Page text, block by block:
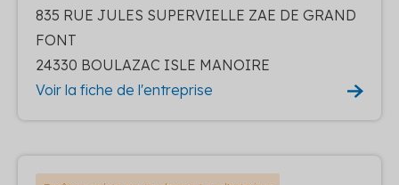
835 RUE JULES SUPERVIELLE ZAE DE GRAND
FONT
24330 BOULAZAC ISLE MANOIRE
Voir la fiche de l'entreprise